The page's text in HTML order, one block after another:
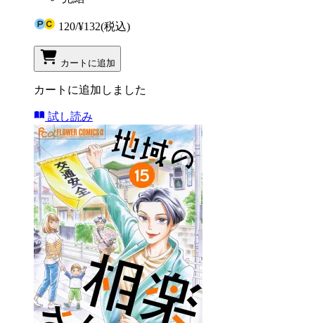
120/¥132(税込)
カートに追加
カートに追加しました
試し読み